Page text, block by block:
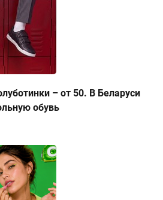
– от 50. В Беларуси
обувь